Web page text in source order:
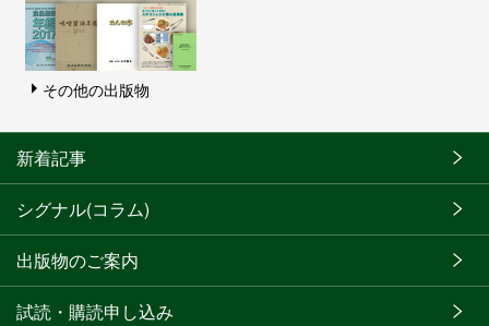
その他の出版物
新着記事
シグナル(コラム)
出版物のご案内
試読・購読申し込み